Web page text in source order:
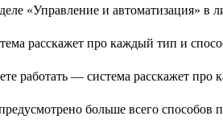
расскажет про каждый тип и
больше всего